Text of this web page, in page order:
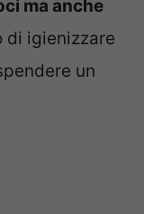
ma anche
di igienizzare
un